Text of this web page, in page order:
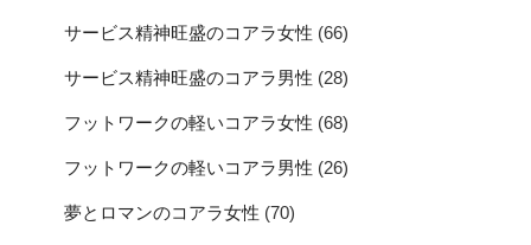
サービス精神旺盛のコアラ女性 (66)
サービス精神旺盛のコアラ男性 (28)
フットワークの軽いコアラ女性 (68)
フットワークの軽いコアラ男性 (26)
夢とロマンのコアラ女性 (70)